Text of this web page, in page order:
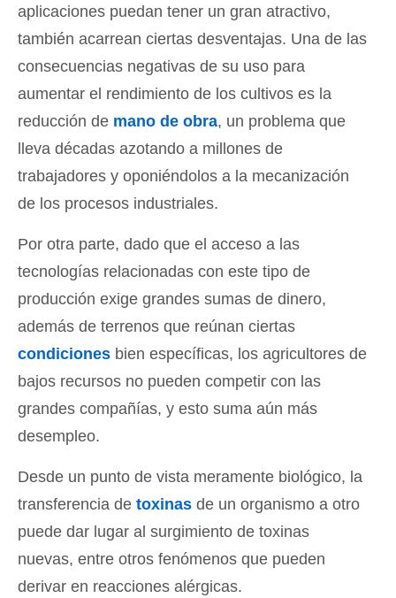
aplicaciones puedan tener un gran atractivo,
también acarrean ciertas desventajas. Una de las
consecuencias negativas de su uso para
aumentar el rendimiento de los cultivos es la
reducción de mano de obra, un problema que
lleva décadas azotando a millones de
trabajadores y oponiéndolos a la mecanización
de los procesos industriales.
Por otra parte, dado que el acceso a las
tecnologías relacionadas con este tipo de
producción exige grandes sumas de dinero,
además de terrenos que reúnan ciertas
condiciones bien específicas, los agricultores de
bajos recursos no pueden competir con las
grandes compañías, y esto suma aún más
desempleo.
Desde un punto de vista meramente biológico, la
transferencia de toxinas de un organismo a otro
puede dar lugar al surgimiento de toxinas
nuevas, entre otros fenómenos que pueden
derivar en reacciones alérgicas.